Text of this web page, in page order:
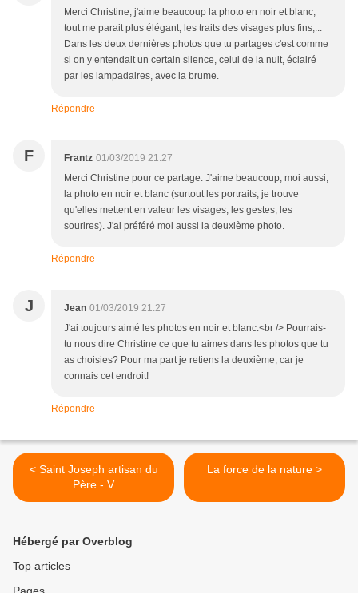
Merci Christine, j'aime beaucoup la photo en noir et blanc,
tout me parait plus élégant, les traits des visages plus fins,...
Dans les deux dernières photos que tu partages c'est comme
si on y entendait un certain silence, celui de la nuit, éclairé
par les lampadaires, avec la brume.
Répondre
F Frantz 01/03/2019 21:27
Merci Christine pour ce partage. J'aime beaucoup, moi aussi,
la photo en noir et blanc (surtout les portraits, je trouve
qu'elles mettent en valeur les visages, les gestes, les
sourires). J'ai préféré moi aussi la deuxième photo.
Répondre
J Jean 01/03/2019 21:27
J'ai toujours aimé les photos en noir et blanc.<br /> Pourrais-
tu nous dire Christine ce que tu aimes dans les photos que tu
as choisies? Pour ma part je retiens la deuxième, car je
connais cet endroit!
Répondre
< Saint Joseph artisan du
Père - V
La force de la nature >
Hébergé par Overblog
Top articles